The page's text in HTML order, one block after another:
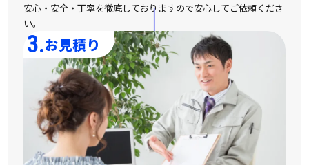
安心・安全・丁寧を徹底しておりますので安心してご依頼くださ
い。
3.お見積り